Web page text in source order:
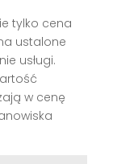
tylko cena
ustalone
usługi.
w cenę